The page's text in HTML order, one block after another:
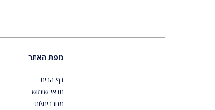
מפת האתר
דף הבית
תנאי שימוש
מחברים\ות